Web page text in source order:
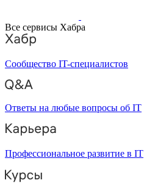
Все сервисы Хабра
Сообщество IT-специалистов
Ответы на любые вопросы об IT
Профессиональное развитие в IT